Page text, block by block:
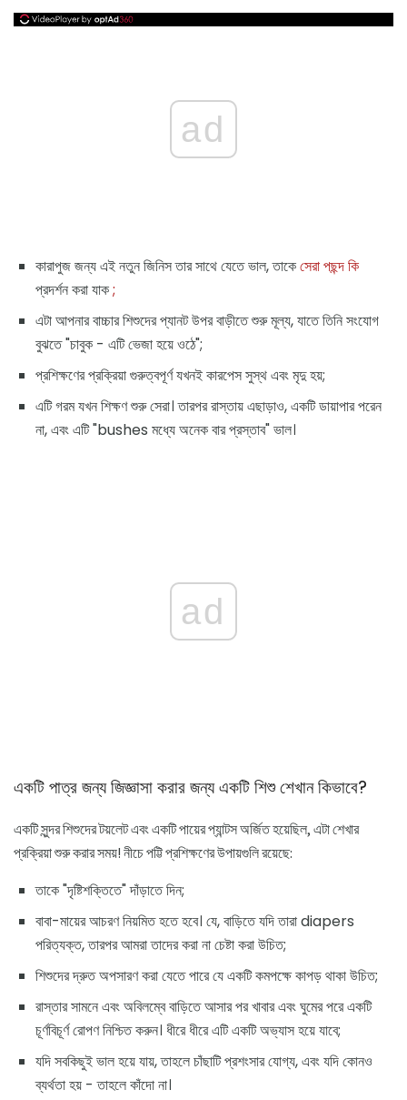
ad
কারাপুজ জন্য এই নতুন জিনিস তার সাথে যেতে ভাল, তাকেসেরা পছন্দ কি
প্রদর্শন করা যাক;
এটা আপনার বাচ্চার শিশুদের প্যানট উপর বাড়ীতে শুরু মূল্য, যাতে তিনি সংযোগ
বুঝতে "চাবুক - এটি ভেজা হয়ে ওঠে";
প্রশিক্ষণের প্রক্রিয়া গুরুত্বপূর্ণ যখনই কারপেস সুস্থ এবং মৃদু হয়;
এটি গরম যখন শিক্ষণ শুরু সেরা। তারপর রাস্তায় এছাড়াও, একটি ডায়াপার পরেন
না, এবং এটি "bushes মধ্যে অনেক বার প্রস্তাব" ভাল।
ad
একটি পাত্র জন্য জিজ্ঞাসা করার জন্য একটি শিশু শেখান কিভাবে?
একটি সুন্দর শিশুদের টয়লেট এবং একটি পায়ের প্যান্টস অর্জিত হয়েছিল, এটা শেখার
প্রক্রিয়া শুরু করার সময়! নীচে পট্টি প্রশিক্ষণের উপায়গুলি রয়েছে:
তাকে "দৃষ্টিশক্তিতে" দাঁড়াতে দিন;
বাবা-মায়ের আচরণ নিয়মিত হতে হবে। যে, বাড়িতে যদি তারা diapers
পরিত্যক্ত, তারপর আমরা তাদের করা না চেষ্টা করা উচিত;
শিশুদের দ্রুত অপসারণ করা যেতে পারে যে একটি কমপক্ষে কাপড় থাকা উচিত;
রাস্তার সামনে এবং অবিলম্বে বাড়িতে আসার পর খাবার এবং ঘুমের পরে একটি
চূর্ণবিচূর্ণ রোপণ নিশ্চিত করুন। ধীরে ধীরে এটি একটি অভ্যাস হয়ে যাবে;
যদি সবকিছুই ভাল হয়ে যায়, তাহলে চাঁছাটি প্রশংসার যোগ্য, এবং যদি কোনও
ব্যর্থতা হয় - তাহলে কাঁদো না।